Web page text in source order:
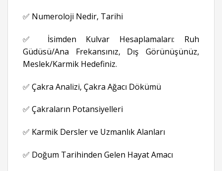
✅ Numeroloji Nedir, Tarihi
✅ İsimden Kulvar Hesaplamaları: Ruh
Güdüsü/Ana Frekansınız, Dış Görünüşünüz,
Meslek/Karmik Hedefiniz.
✅ Çakra Analizi, Çakra Ağacı Dökümü
✅ Çakraların Potansiyelleri
✅ Karmik Dersler ve Uzmanlık Alanları
✅ Doğum Tarihinden Gelen Hayat Amacı